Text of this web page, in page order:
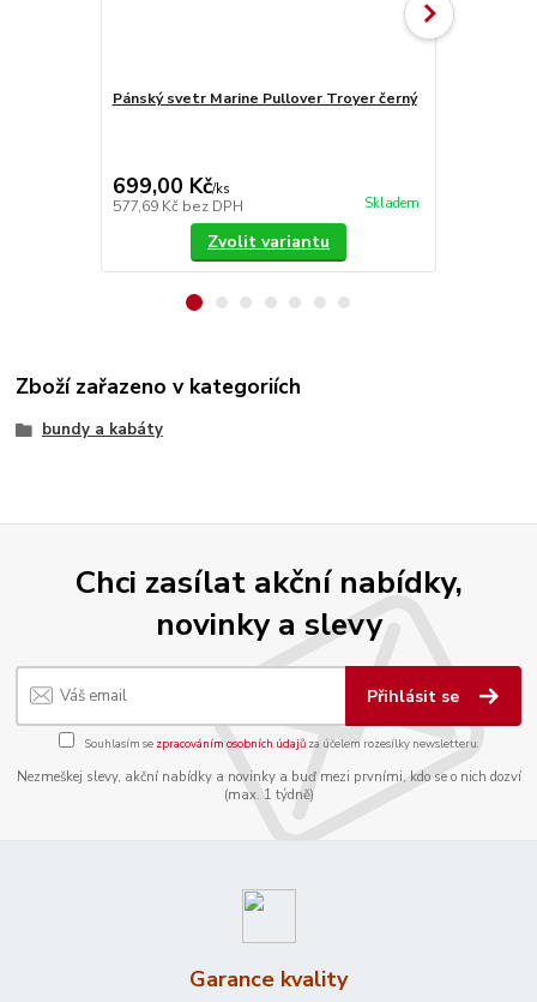
Pánský svetr Marine Pullover Troyer černý
699,00 Kč/ks
577,69 Kč bez DPH Skladem
Zvolit variantu
Zboží zařazeno v kategoriích
bundy a kabáty
Chci zasílat akční nabídky,
novinky a slevy
Přihlásit se
Souhlasím se zpracováním osobních údajůza účelem rozesílky newsletteru.
Nezmeškej slevy, akční nabídky a novinky a buď mezi prvními, kdo se o nich dozví
(max. 1 týdně)
Garance kvality